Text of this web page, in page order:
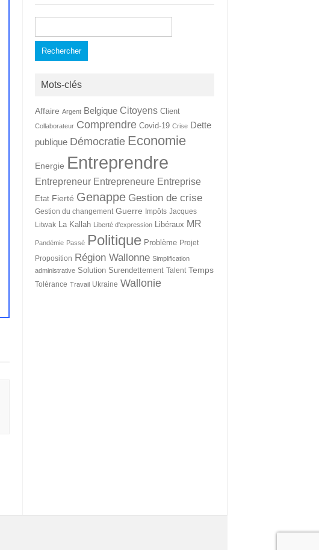
Mots-clés
Affaire Argent Belgique Citoyens Client
Collaborateur Comprendre Covid-19 Crise Dette
publique Démocratie Economie
Energie Entreprendre
Entrepreneur Entrepreneure Entreprise
Etat Fierté Genappe Gestion de crise
Gestion du changement Guerre Impôts Jacques
Litwak La Kallah Liberté d'expression Libéraux MR
Pandémie Passé Politique Problème Projet
Proposition Région Wallonne Simplification
administrative Solution Surendettement Talent Temps
Tolérance Travail Ukraine Wallonie